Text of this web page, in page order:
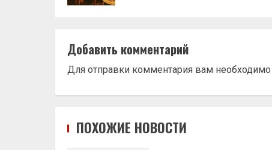
Добавить комментарий
Для отправки комментария вам необходимо
ПОХОЖИЕ НОВОСТИ